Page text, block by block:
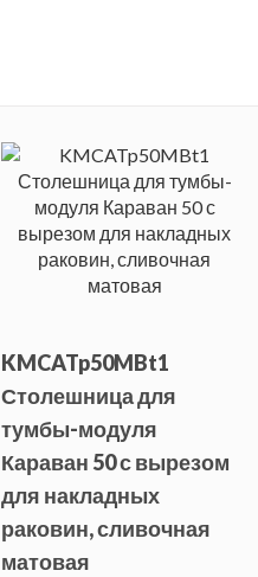
KMCATp50MBt1
Столешница для
тумбы-модуля
Караван 50 с вырезом
для накладных
раковин, сливочная
матовая